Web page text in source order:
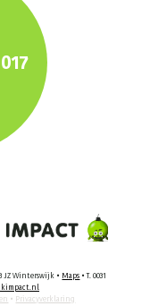
JZ Winterswijk • Maps • T. 0031
• Privacyverklaring